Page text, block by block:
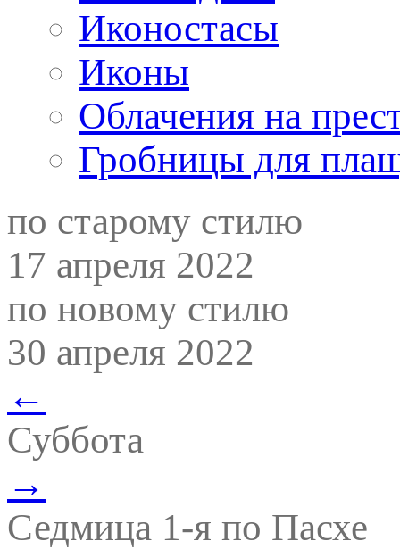
Иконостасы
Иконы
Облачения на
Гробницы для
по старому стилю
17 апреля 2022
по новому стилю
30 апреля 2022
←
Суббота
→
Седмица 1-я по Пасхе